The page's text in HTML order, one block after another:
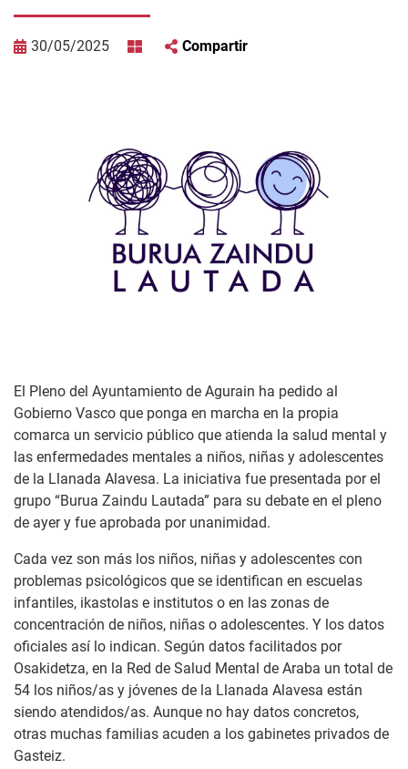
30/05/2025 Compartir
El Pleno del Ayuntamiento de Agurain ha pedido al
Gobierno Vasco que ponga en marcha en la propia
comarca un servicio público que atienda la salud mental y
las enfermedades mentales a niños, niñas y adolescentes
de la Llanada Alavesa. La iniciativa fue presentada por el
grupo “Burua Zaindu Lautada” para su debate en el pleno
de ayer y fue aprobada por unanimidad.
Cada vez son más los niños, niñas y adolescentes con
problemas psicológicos que se identifican en escuelas
infantiles, ikastolas e institutos o en las zonas de
concentración de niños, niñas o adolescentes. Y los datos
oficiales así lo indican. Según datos facilitados por
Osakidetza, en la Red de Salud Mental de Araba un total de
54 los niños/as y jóvenes de la Llanada Alavesa están
siendo atendidos/as. Aunque no hay datos concretos,
otras muchas familias acuden a los gabinetes privados de
Gasteiz.